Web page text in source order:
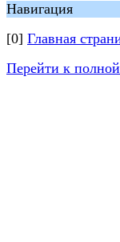
Навигация
[0] Главная
Перейти к